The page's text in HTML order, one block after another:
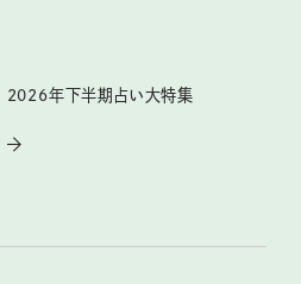
2026年下半期占い大特集